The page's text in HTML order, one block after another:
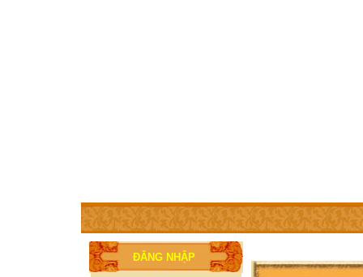
TRANG CHỦ THÀNH VIÊN TRỢ GIÚP LIÊN HỆ
ĐĂNG NHẬP